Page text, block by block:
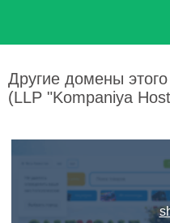
Другие домены
(LLP "Kompaniya